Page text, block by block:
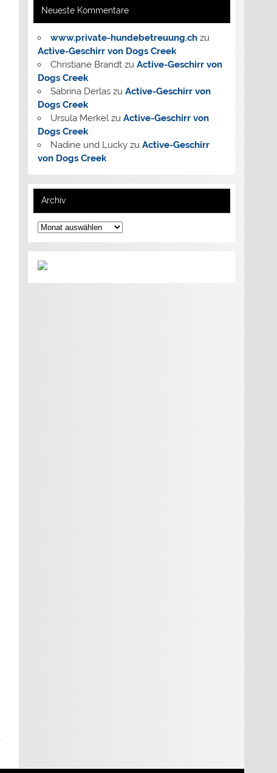
Neueste Kommentare
www.private-hundebetreuung.chzu
Active-Geschirr von Dogs Creek
Christiane Brandtzu Active-Geschirr von
Dogs Creek
Sabrina Derlaszu Active-Geschirr von
Dogs Creek
Ursula Merkelzu Active-Geschirr von
Dogs Creek
Nadine und Luckyzu Active-Geschirr
von Dogs Creek
Archiv
Archiv